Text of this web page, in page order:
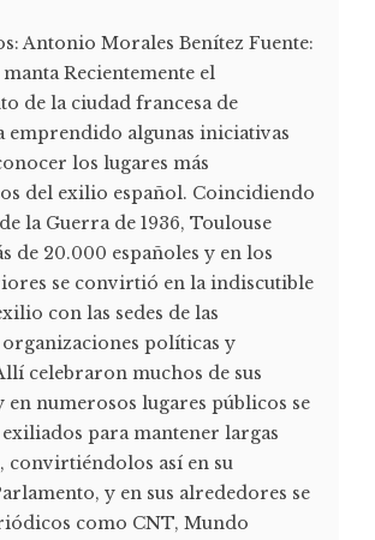
Antonio Morales Benítez Fuente:
Recientemente el
de la ciudad francesa de
emprendido algunas iniciativas
los lugares más
del exilio español. Coincidiendo
la Guerra de 1936, Toulouse
de 20.000 españoles y en los
se convirtió en la indiscutible
con las sedes de las
políticas y
celebraron muchos de sus
en numerosos lugares públicos se
para mantener largas
convirtiéndolos así en su
y en sus alrededores se
como CNT, Mundo